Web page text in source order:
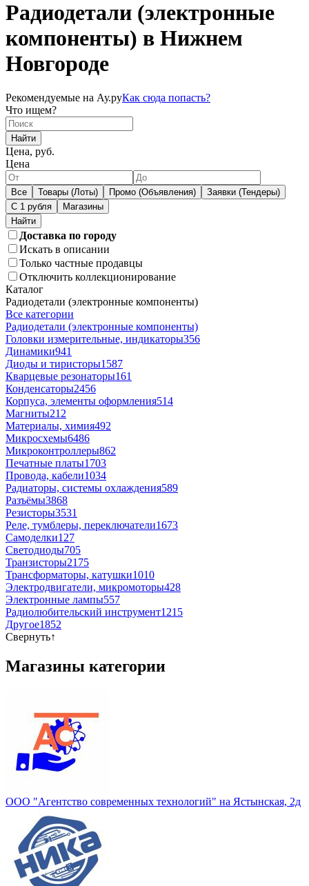
Радиодетали (электронные
компоненты) в Нижнем
Новгороде
Рекомендуемые на Ау.руКак сюда попасть?
Что ищем?
Найти
Цена, руб.
Цена
Все Товары (Лоты) Промо (Объявления)
Заявки (Тендеры)
С 1 рубля
Магазины
Доставка по городу
Искать в описании
Только частные продавцы
Отключить коллекционирование
Каталог
Радиодетали (электронные компоненты)
Все категории
Радиодетали (электронные компоненты)
Головки измерительные, индикаторы356
Динамики941
Диоды и тиристоры1587
Кварцевые резонаторы161
Конденсаторы2456
Корпуса, элементы оформления514
Магниты212
Материалы, химия492
Микросхемы6486
Микроконтроллеры862
Печатные платы1703
Провода, кабели1034
Радиаторы, системы охлаждения589
Разъёмы3868
Резисторы3531
Реле, тумблеры, переключатели1673
Самоделки127
Светодиоды705
Транзисторы2175
Трансформаторы, катушки1010
Электродвигатели, микромоторы428
Электронные лампы557
Радиолюбительский инструмент1215
Другое1852
Свернуть↑
Магазины категории
ООО "Агентство современных технологий" на Ястынская, 2д